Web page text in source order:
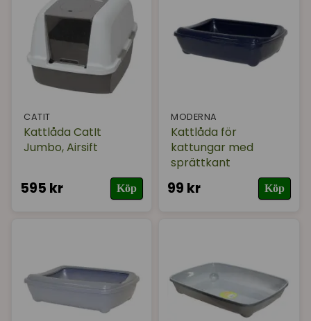
CATIT
Kattlåda CatIt
Jumbo, Airsift
595 kr Köp
MODERNA
Kattlåda för
kattungar med
sprättkant
99 kr Köp